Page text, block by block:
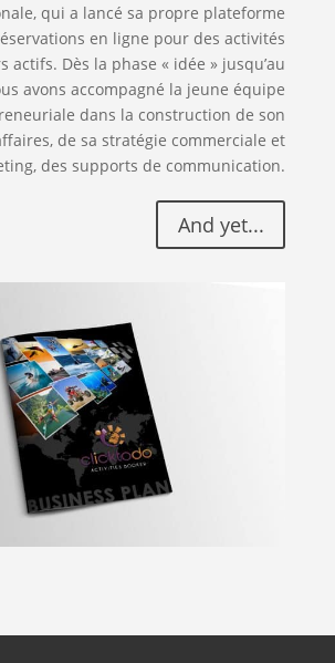
qui a lancé sa propre plateforme
en ligne pour des activités
actifs. Dès la phase « idée » jusqu’au
avons accompagné la jeune équipe
dans la construction de son
de sa stratégie commerciale et
des supports de communication.
And yet...